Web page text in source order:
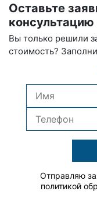
Оставьте
консультацию
Вы только решили
стоимость?
Отправляю
политикой